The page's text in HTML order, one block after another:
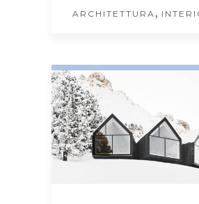
ARCHITETTURA ,